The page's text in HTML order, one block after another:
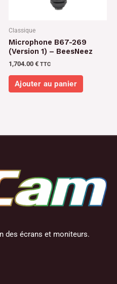
Classique
Microphone B67-269
(Version 1) – BeesNeez
1,704.00 € TTC
Ajouter au panier
des écrans et moniteurs.